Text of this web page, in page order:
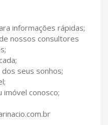
informações rápidas;
nossos consultores
seus sonhos;
imóvel conosco;